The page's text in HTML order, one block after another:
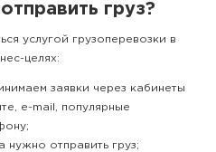
груз?
услугой грузоперевозки в
целях:
заявки через кабинеты
e-mail, популярные
нужно отправить груз;